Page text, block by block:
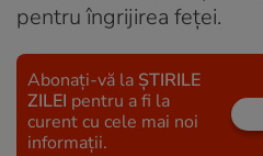
pentru îngrijirea feței.
Abonați-vă la ȘTIRILE
ZILEI pentru a fi la
curent cu cele mai noi
informații.